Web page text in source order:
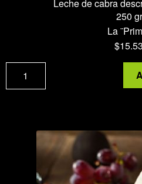
Leche de cabra
250
La
$
de
en